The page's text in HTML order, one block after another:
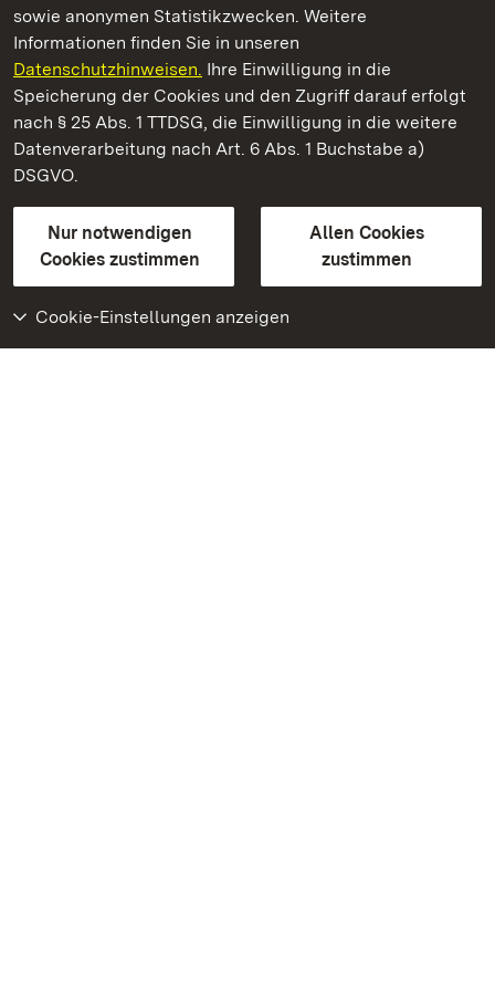
sowie anonymen Statistikzwecken. Weitere
Informationen finden Sie in unseren
Datenschutzhinweisen. Ihre Einwilligung in die
Speicherung der Cookies und den Zugriff darauf erfolgt
nach § 25 Abs. 1 TTDSG, die Einwilligung in die weitere
Datenverarbeitung nach Art. 6 Abs. 1 Buchstabe a)
DSGVO.
Nur notwendigen
Cookies zustimmen
Allen Cookies
zustimmen
Cookie-Einstellungen anzeigen
Residenzschloss Rastatt
Staatliche Schlösser und Gärten Baden-Württemberg
Kontakt
GebärdenspracheLeichte Sprache
Erklärung zur Barrierefreiheit
BITV-konform (geprüfte Seiten)
Weiteres